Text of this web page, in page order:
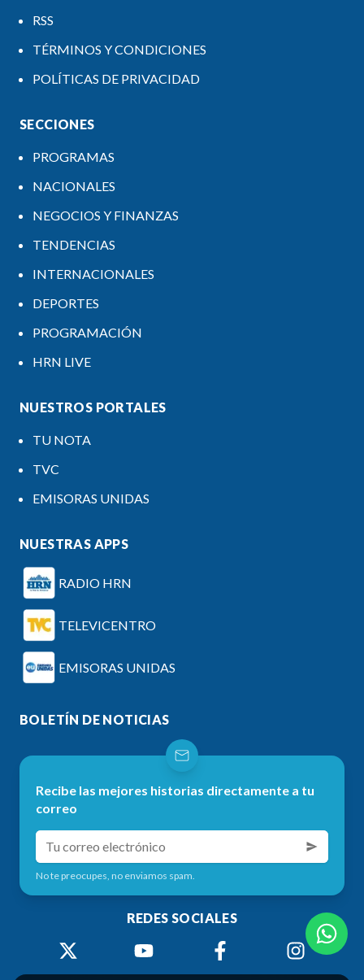
RSS
TÉRMINOS Y CONDICIONES
POLÍTICAS DE PRIVACIDAD
SECCIONES
PROGRAMAS
NACIONALES
NEGOCIOS Y FINANZAS
TENDENCIAS
INTERNACIONALES
DEPORTES
PROGRAMACIÓN
HRN LIVE
NUESTROS PORTALES
TU NOTA
TVC
EMISORAS UNIDAS
NUESTRAS APPS
RADIO HRN
TELEVICENTRO
EMISORAS UNIDAS
BOLETÍN DE NOTICIAS
Recibe las mejores historias directamente a tu
correo
No te preocupes, no enviamos spam.
REDES SOCIALES